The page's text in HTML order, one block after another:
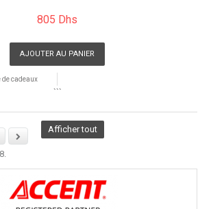
805 Dhs
AJOUTER AU PANIER
cadeaux
```
Afficher tout